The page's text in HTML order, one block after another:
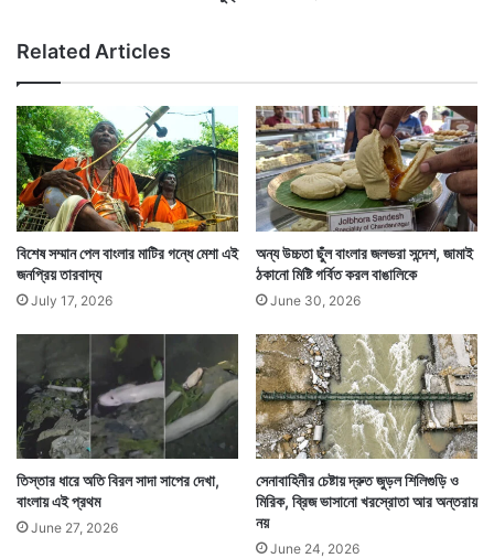
ছ
ক
!
Related Articles
বিশেষ সম্মান পেল বাংলার মাটির গন্ধে মেশা এই
জনপ্রিয় তারবাদ্য
July 17, 2026
অন্য উচ্চতা ছুঁল বাংলার জলভরা সন্দেশ, জামাই
ঠকানো মিষ্টি গর্বিত করল বাঙালিকে
June 30, 2026
তিস্তার ধারে অতি বিরল সাদা সাপের দেখা,
বাংলায় এই প্রথম
June 27, 2026
সেনাবাহিনীর চেষ্টায় দ্রুত জুড়ল শিলিগুড়ি ও
মিরিক, ব্রিজ ভাসানো খরস্রোতা আর অন্তরায়
নয়
June 24, 2026